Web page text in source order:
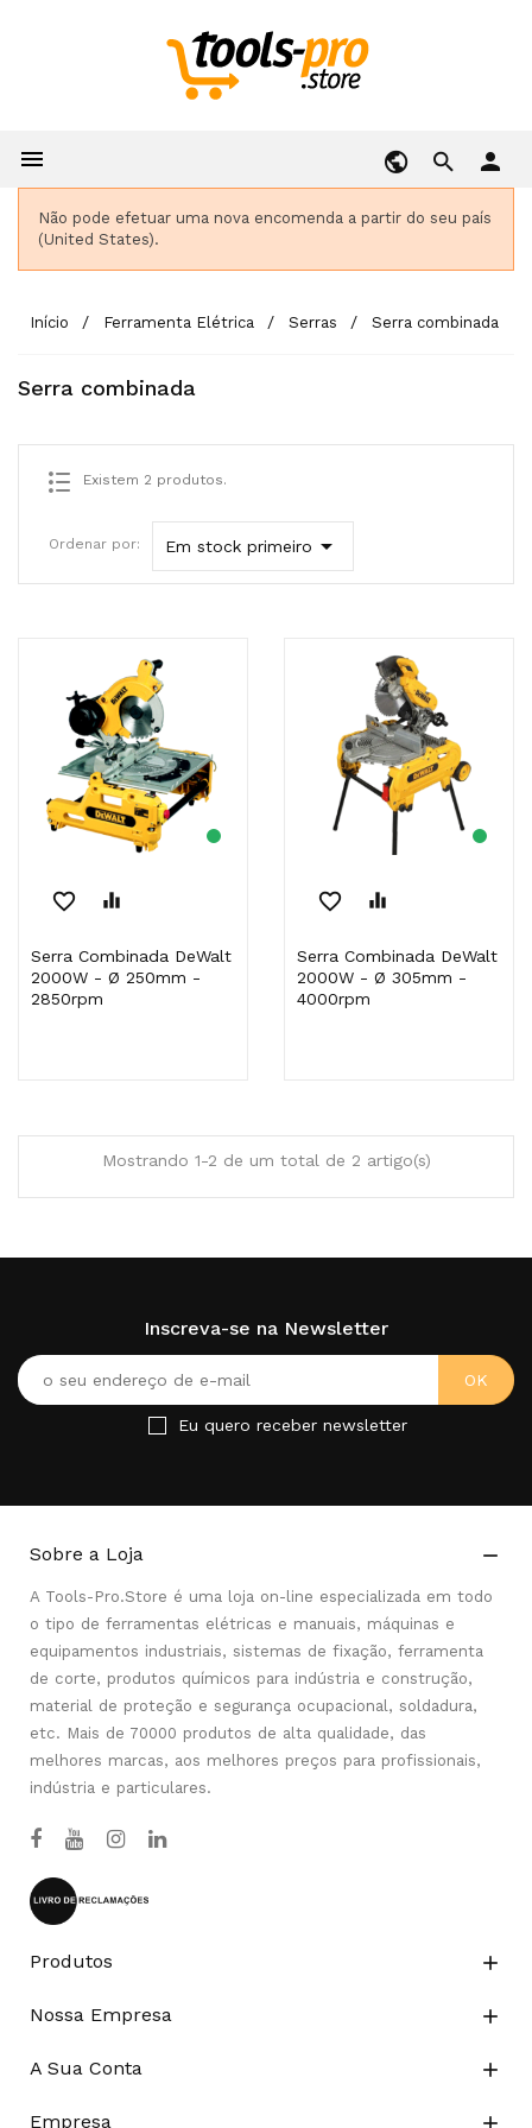
 person
Não pode efetuar uma nova encomenda a partir do seu país
(United States).
Início Ferramenta Elétrica Serras Serra combinada
Serra combinada
Existem 2 produtos.
Ordenar por: Em stock primeiro 
favorite_border equalizer
Serra Combinada DeWalt
2000W - Ø 250mm -
2850rpm
favorite_border equalizer
Serra Combinada DeWalt
2000W - Ø 305mm -
4000rpm
Mostrando 1-2 de um total de 2 artigo(s)
Inscreva-se na Newsletter
Eu quero receber newsletter
Sobre a Loja 
A Tools-Pro.Store é uma loja on-line especializada em todo
o tipo de ferramentas elétricas e manuais, máquinas e
equipamentos industriais, sistemas de fixação, ferramenta
de corte, produtos químicos para indústria e construção,
material de proteção e segurança ocupacional, soldadura,
etc. Mais de 70000 produtos de alta qualidade, das
melhores marcas, aos melhores preços para profissionais,
indústria e particulares.
Produtos 
Nossa Empresa 
A Sua Conta 
Empresa 